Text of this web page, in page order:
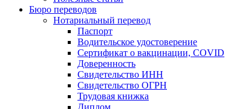
Бюро переводов
Нотариальный перевод
Паспорт
Водительское удостоверение
Сертификат о вакцинации, COVID
Доверенность
Свидетельство ИНН
Свидетельство ОГРН
Трудовая книжка
Диплом